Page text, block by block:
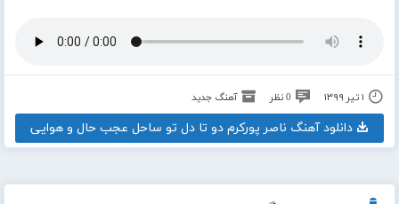
۱ تیر ۱۳۹۹ 0 نظر آهنگ جدید
دانلود آهنگ ناصر پورکرم دو تا دل تو ساحل عجب حال و هوایی